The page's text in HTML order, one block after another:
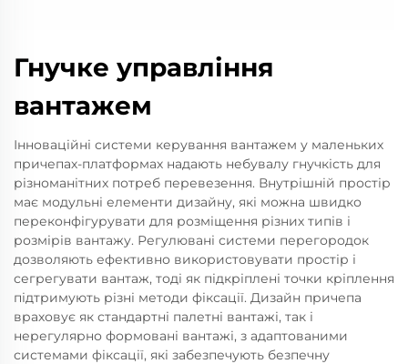
Гнучке управління
вантажем
Інноваційні системи керування вантажем у маленьких
причепах-платформах надають небувалу гнучкість для
різноманітних потреб перевезення. Внутрішній простір
має модульні елементи дизайну, які можна швидко
переконфігурувати для розміщення різних типів і
розмірів вантажу. Регулювані системи перегородок
дозволяють ефективно використовувати простір і
сегрегувати вантаж, тоді як підкріплені точки кріплення
підтримують різні методи фіксації. Дизайн причепа
враховує як стандартні палетні вантажі, так і
нерегулярно формовані вантажі, з адаптованими
системами фіксації, які забезпечують безпечну